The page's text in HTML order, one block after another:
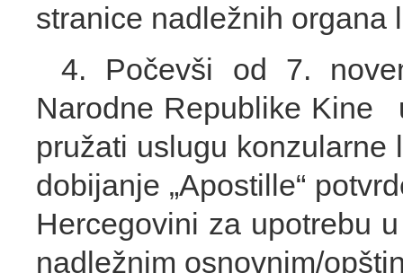
stranice nadležnih organa
4. Počevši od 7.
Narodne Republike Kine
pružati uslugu
dobijanje „Apostille“
Hercegovini za upotrebu
nadležnim osnovnim/